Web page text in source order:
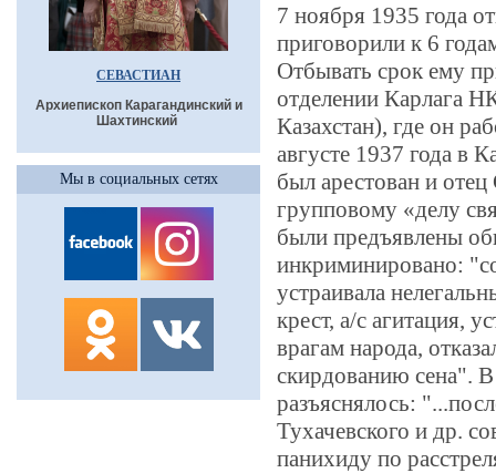
СЕВАСТИАН
Архиепископ Карагандинский и
Шахтинский
Мы в социальных сетях
7 ноября 1935 года
приговорили к 6
Отбывать срок ему
отделении Карлага
Казахстан), где он
августе 1937 года в
был арестован и
групповому «делу
были предъявлены
инкриминировано:
устраивала
крест, а/с агитация,
врагам народа,
скирдованию сена".
разъяснялось:
Тухачевского и др.
панихиду по